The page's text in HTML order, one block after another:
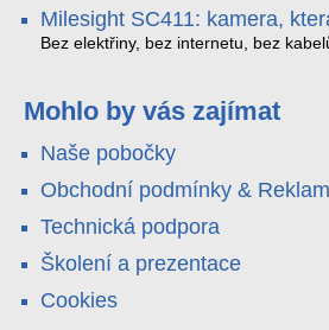
YouTube – bez běžícího počítače.
které vám zjednoduší práci – a jedna
spoustu zbytečných výjezdů k
Milesight SC411: kamera,
kabel nedosáhne
Bez elektřiny, bez internetu, bez
váš telefon. Podívejte se na video.
Mohlo by vás zajímat
Naše pobočky
Obchodní podmínky &
Technická podpora
Školení a prezentace
Cookies